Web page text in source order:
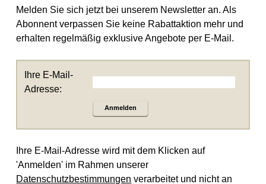
Melden Sie sich jetzt bei unserem Newsletter an. Als
Abonnent verpassen Sie keine Rabattaktion mehr und
erhalten regelmäßig exklusive Angebote per E-Mail.
Ihre E-Mail-
Adresse:
Anmelden
Ihre E-Mail-Adresse wird mit dem Klicken auf
'Anmelden' im Rahmen unserer
Datenschutzbestimmungen verarbeitet und nicht an